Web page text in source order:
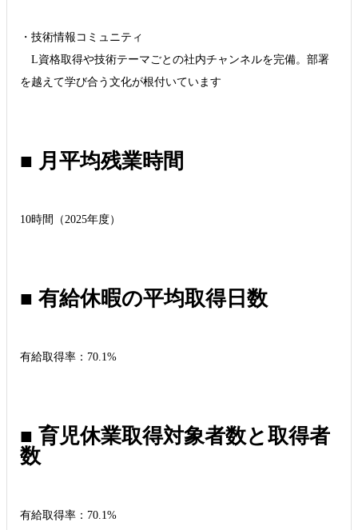
・技術情報コミュニティ
L資格取得や技術テーマごとの社内チャンネルを完備。部署
を越えて学び合う文化が根付いています
■ 月平均残業時間
10時間（2025年度）
■ 有給休暇の平均取得日数
有給取得率：70.1%
■ 育児休業取得対象者数と取得者
数
有給取得率：70.1%